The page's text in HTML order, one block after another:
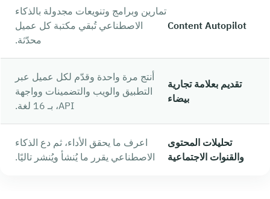
Content Autopilot
تمارين وبرامج وتنويعات مجدولة بالذكاء
الاصطناعي تُبقي مكتبة كل عميل
محدّثة.
تقديم بعلامة تجارية
بيضاء
أنتج مرة واحدة وقدّم لكل عميل عبر
التطبيق والويب والتضمينات وواجهة
API، بـ 16 لغة.
تحليلات المحتوى
والقنوات الاجتماعية
اعرف ما يحقق الأداء، ثم دع الذكاء
الاصطناعي يقرر ما يُنشأ ويُنشر تاليًا.